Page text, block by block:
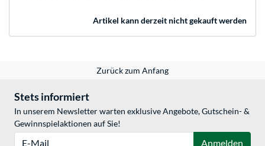
Artikel kann derzeit nicht gekauft werden
Zurück zum Anfang
Stets informiert
In unserem Newsletter warten exklusive Angebote, Gutschein- &
Gewinnspielaktionen auf Sie!
Anmelden